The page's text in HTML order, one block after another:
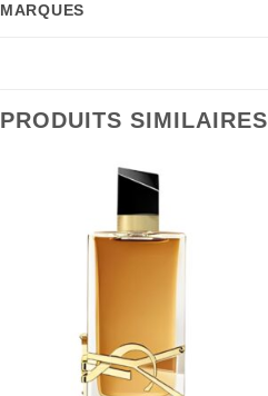
MARQUES
PRODUITS SIMILAIRES